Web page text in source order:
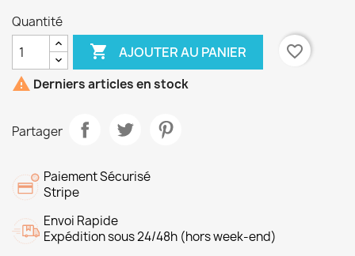
Quantité
 AJOUTER AU PANIER
favorite_border
 Derniers articles en stock
Partager
Paiement Sécurisé
Stripe
Envoi Rapide
Expédition sous 24/48h (hors week-end)